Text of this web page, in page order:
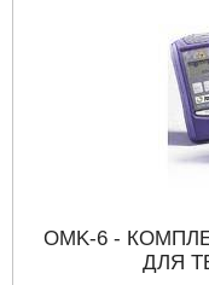
OMK-6 -
ДЛЯ